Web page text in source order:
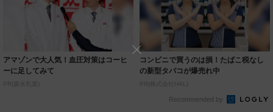
アマゾンで大人気！血圧対策はコーヒ
ーに足してみて
PR(森永乳業)
コンビニで買うのは損！たばこ税なし
の新型タバコが爆売れ中
PR(株式会社HAL)
Recommended by